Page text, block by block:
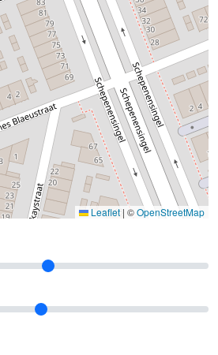
Leaflet | ©OpenStreetMap